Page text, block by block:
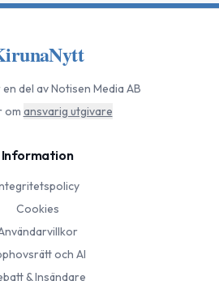
del av Notisen Media AB
om ansvarig utgivare
Information
Cookies
och AI
& Insändare